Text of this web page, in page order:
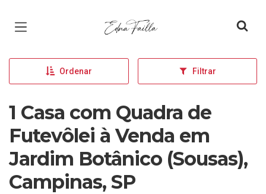
Página inicial
Ordenar Filtrar
1 Casa com Quadra de
Futevôlei à Venda em
Jardim Botânico (Sousas),
Campinas, SP